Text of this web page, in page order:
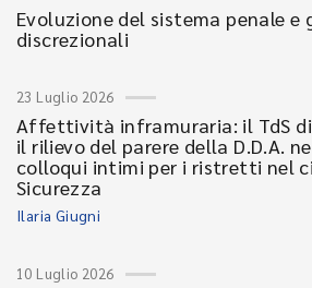
Evoluzione del sistema penale e
discrezionali
23 Luglio 2026
Affettività inframuraria: il TdS di
il rilievo del parere della D.D.A.
colloqui intimi per i ristretti nel
Sicurezza
Ilaria Giugni
10 Luglio 2026